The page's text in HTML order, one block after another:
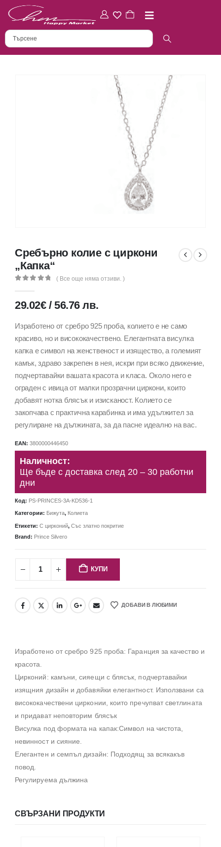
Сребърно колие с циркони
„Капка“
( Все още няма отзиви. )
29.02€ /56.76лв.
Изработено от сребро 925 проба, колието е не само
красиво, но и висококачествено. Елегантната висулка
капка е символ на женственост и изящество, а големият
камък, здраво закрепен в нея, искри при всяко движение,
подчертавайки вашата красота и класа. Около него е
ограден с ивица от малки прозрачни циркони, които
добавят нотка блясък и изисканост. Колието се
закопчава с практична карабинка и има удължител за
регулиране на дължината, за да пасне идеално на вас.
EAN: 3800000446450
Наличност:
Ще бъде с доставка след 20 – 30 работни
дни
Код: PS-PRINCES-3A-KD536-1
Категории: Бижута, Колиета
Етикети: С цирконий, Със златно покритие
Brand: Prince Silvero
КУПИ
ДОБАВИ В ЛЮБИМИ
Изработено от сребро 925 проба: Гаранция за качество и
красота.
Цирконий: камъни, сияещи с блясък, подчертавайки
изящния дизайн и добавяйки елегантност. Използвани са
висококачествени цирконии, които пречупват светлината
и придават неповторим блясък
Висулка под формата на капак:Символ на чистота,
невинност и сияние.
Елегантен и семпъл дизайн: Подходящ за всякакъв
повод.
Регулируема дължина
СВЪРЗАНИ ПРОДУКТИ